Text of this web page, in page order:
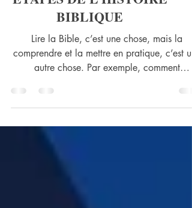
LES SEPT GRANDES
ÉTAPES DE L’HISTOIRE
BIBLIQUE
Lire la Bible, c’est une chose, mais la
comprendre et la mettre en pratique, c’est